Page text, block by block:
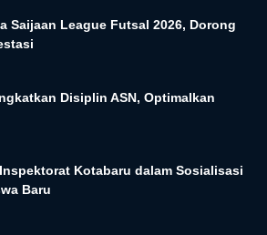
Saijaan League Futsal 2026, Dorong
Disiplin ASN, Optimalkan
Kotabaru dalam Sosialisasi
Baru